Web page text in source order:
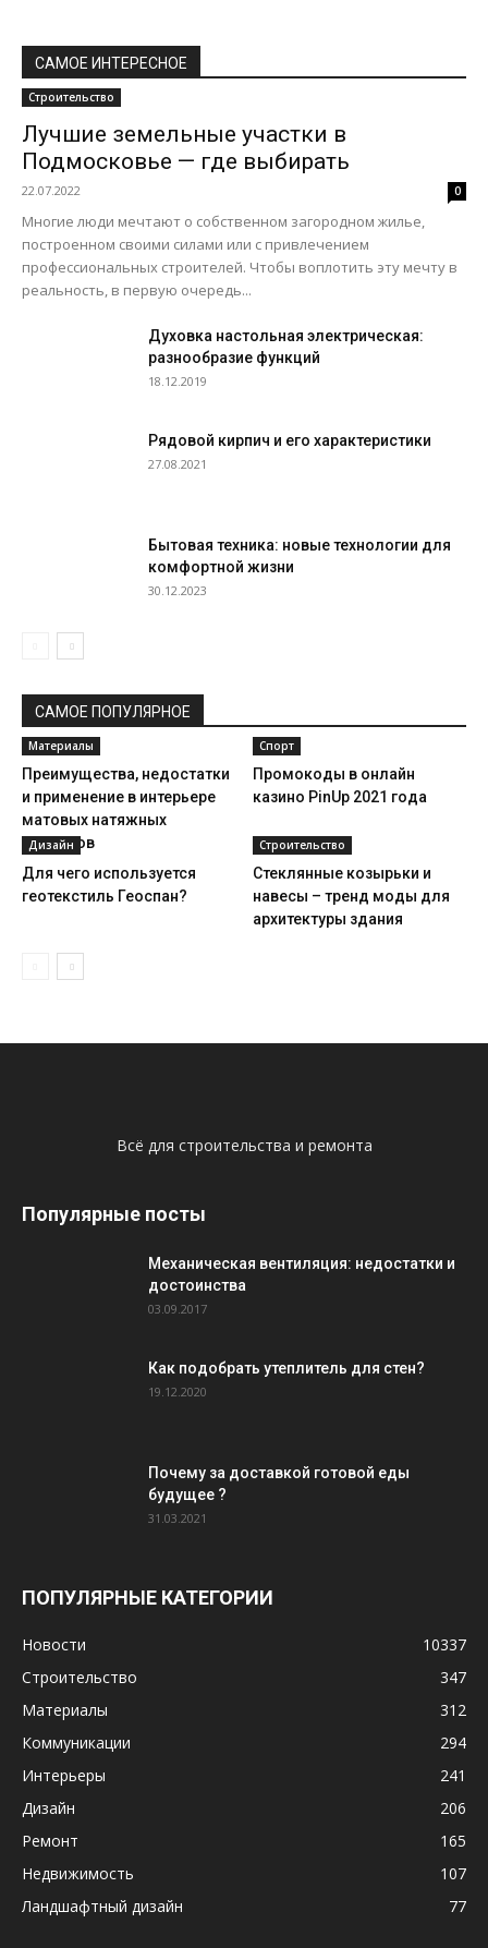
САМОЕ ИНТЕРЕСНОЕ
Строительство
Лучшие земельные участки в
Подмосковье — где выбирать
22.07.2022 0
Многие люди мечтают о собственном загородном жилье,
построенном своими силами или с привлечением
профессиональных строителей. Чтобы воплотить эту мечту в
реальность, в первую очередь...
Духовка настольная электрическая:
разнообразие функций
18.12.2019
Рядовой кирпич и его характеристики
27.08.2021
Бытовая техника: новые технологии для
комфортной жизни
30.12.2023
САМОЕ ПОПУЛЯРНОЕ
Материалы
Преимущества, недостатки
и применение в интерьере
матовых натяжных
потолков
Спорт
Промокоды в онлайн
казино PinUp 2021 года
Дизайн
Для чего используется
геотекстиль Геоспан?
Строительство
Стеклянные козырьки и
навесы – тренд моды для
архитектуры здания
Всё для строительства и ремонта
Популярные посты
Механическая вентиляция: недостатки и
достоинства
03.09.2017
Как подобрать утеплитель для стен?
19.12.2020
Почему за доставкой готовой еды
будущее ?
31.03.2021
ПОПУЛЯРНЫЕ КАТЕГОРИИ
Новости
10337
Строительство
347
Материалы
312
Коммуникации
294
Интерьеры
241
Дизайн
206
Ремонт
165
Недвижимость
107
Ландшафтный дизайн
77